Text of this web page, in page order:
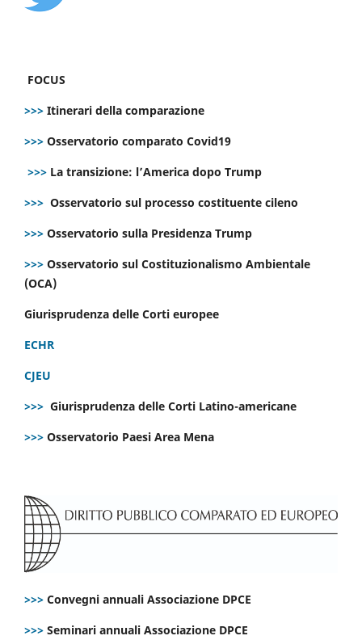
FOCUS
>>> Itinerari della comparazione
>>> Osservatorio comparato Covid19
>>> La transizione: l’America dopo Trump
>>> Osservatorio sul processo costituente cileno
>>> Osservatorio sulla Presidenza Trump
>>> Osservatorio sul Costituzionalismo Ambientale
(OCA)
Giurisprudenza delle Corti europee
ECHR
CJEU
>>> Giurisprudenza delle Corti Latino-americane
>>> Osservatorio Paesi Area Mena
>>> Convegni annuali Associazione DPCE
>>> Seminari annuali Associazione DPCE